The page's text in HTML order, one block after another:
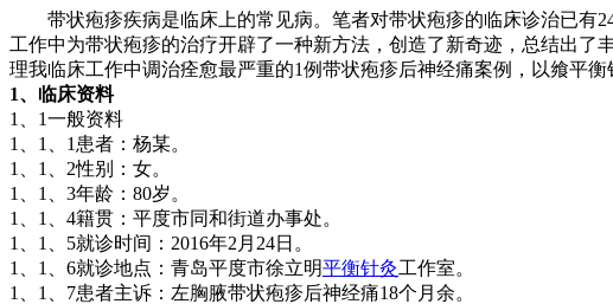
带状疱疹疾病是临床上的常见病。笔者对带状疱疹的临床诊治已有
工作中为带状疱疹的治疗开辟了一种新方法，创造了新奇迹，总结出
理我临床工作中调治痊愈最严重的1例带状疱疹后神经痛案例，以飨平衡
1、临床资料
1、1一般资料
1、1、1患者：杨某。
1、1、2性别：女。
1、1、3年龄：80岁。
1、1、4籍贯：平度市同和街道办事处。
1、1、5就诊时间：2016年2月24日。
1、1、6就诊地点：青岛平度市徐立明平衡针灸工作室。
1、1、7患者主诉：左胸腋带状疱疹后神经痛18个月余。